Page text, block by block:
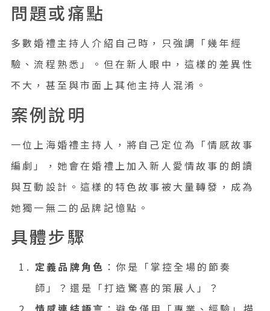
問題或痛點
多數婚禮主持人介紹自己時，只強調「幾年經
驗、流程熟悉」。但在新人眼中，這樣的差異性
不大，甚至與市面上其他主持人混淆。
案例說明
一位上海婚禮主持人，將自己定位為「情感故事
編劇」，她會在婚禮上加入新人愛情故事的朗讀
與互動設計。這樣的特色故事被大量轉發，成為
她獨一無二的品牌記憶點。
具體步驟
定義品牌角色 ：你是「掌控全場的節奏
師」？還是「打造驚喜的策展人」？